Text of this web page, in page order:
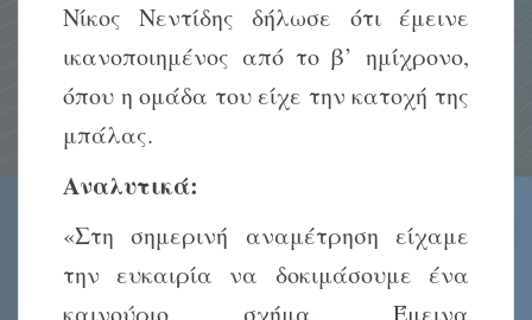
Νίκος Νεντίδης δήλωσε ότι έμεινε
ικανοποιημένος από το β’ ημίχρονο,
όπου η ομάδα του είχε την κατοχή της
μπάλας.
Αναλυτικά:
«Στη σημερινή αναμέτρηση είχαμε
την ευκαιρία να δοκιμάσουμε ένα